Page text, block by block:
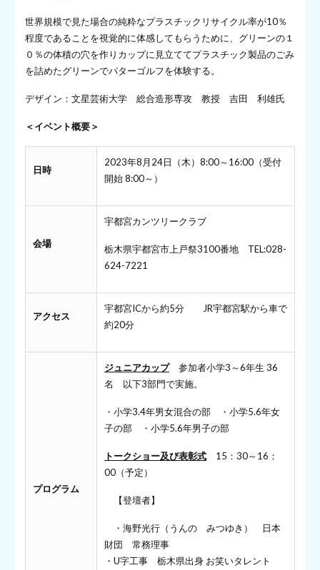
世界規模で見た場合の純粋なプラスチックリサイクル率が10％
程度であることを視覚的に体感してもらうために、グリーンの１
０％の体積の穴を作りカップに見立ててプラスチック製品のごみ
を詰めたグリーンでパターゴルフを体験する。
デザイン：文星芸術大学 総合造形専攻 教授 吉田 利雄氏
＜イベント概要＞
日時
2023年8月24日（木）8:00～16:00（受付
開始 8:00～）
会場
宇都宮カンツリークラブ
栃木県宇都宮市上戸祭3100番地 TEL:028-
624-7221
アクセス
宇都宮ICから約5分 JR宇都宮駅から車で
約20分
プログラム
ジュニアカップ参加者小学3～6年生 36
名 以下3部門で実施。
・小学3.4年男女混合の部 ・小学5.6年女
子の部 ・小学5.6年男子の部
トークショー及び表彰式 15：30～16：
00（予定）
【登壇者】
・海野光行（うんの みつゆき） 日本
財団 常務理事
・U字工事 栃木県出身 お笑いタレント